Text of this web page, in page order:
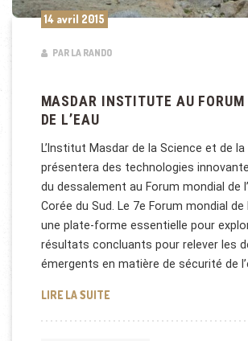
14 avril 2015
PAR LA RANDO
MASDAR INSTITUTE AU
DE L’EAU
L’Institut Masdar de la Science et de
présentera des technologies
du dessalement au Forum mondial de
Corée du Sud. Le 7e Forum mondial de
une plate-forme essentielle pour
résultats concluants pour relever les
émergents en matière de sécurité de
LIRE LA SUITEMASDAR INSTITUTE AU